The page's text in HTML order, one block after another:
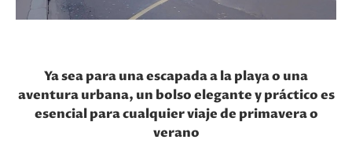
Ya sea para una escapada a la playa o una
aventura urbana, un bolso elegante y práctico es
esencial para cualquier viaje de primavera o
verano